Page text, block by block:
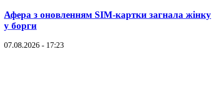
Афера з оновленням SIM-картки загнала жінку
у борги
07.08.2026 - 17:23